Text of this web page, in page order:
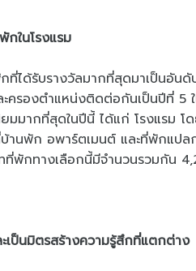
กในโรงแรม
ที่ได้รับรางวัลมากที่สุดมาเป็นอั
รองตำแหน่งติดต่อกันเป็นปีที่ 5
มมากที่สุดในปีนี้ ได้แก่ โรงแรม โ
นพัก อพาร์ตเมนต์ และที่พักแปล
ที่พักทางเลือกนี้มีจำนวนรวมกัน
ป็นมิตรสร้างความรู้สึกที่แตกต่าง